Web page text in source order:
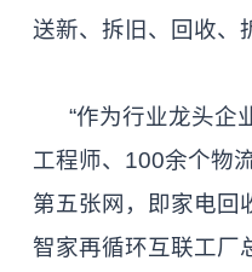
送新、拆旧、回收、
“作为行业龙头企
工程师、100余个物
第五张网，即家电回
智家再循环互联工厂